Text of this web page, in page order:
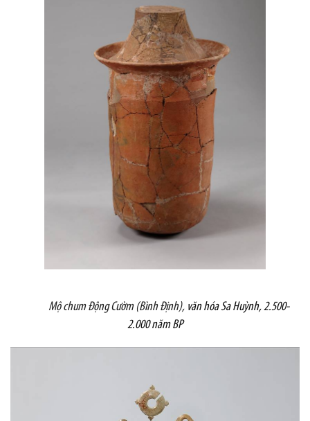
Mộ chum Động Cườm (Bình Định), văn hóa Sa Huỳnh, 2.500-
2.000 năm BP